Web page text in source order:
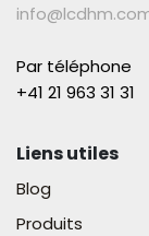
Par téléphone
+41 21 963 31 31​
Liens utiles
Blog
Produits